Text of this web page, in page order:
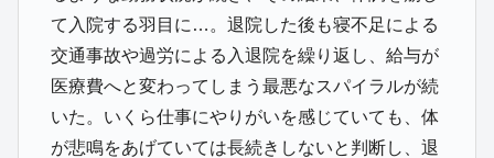
て入院する羽目に…。退院した後も寝不足による
交通事故や過労による入退院を繰り返し、給与が
医療費へと変わってしまう最悪なスパイラルが続
いた。いくら仕事にやりがいを感じていても、体
が悲鳴をあげていては長続きしないと判断し、退